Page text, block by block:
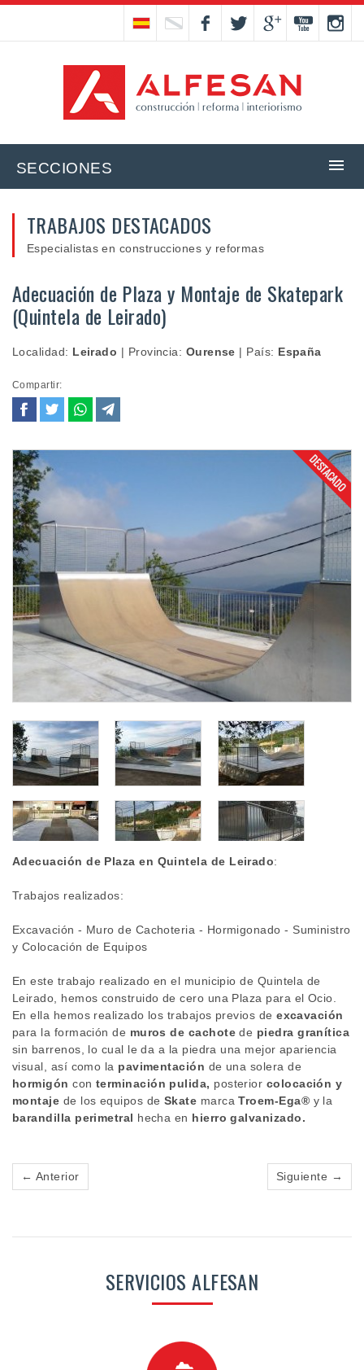
SECCIONES
TRABAJOS DESTACADOS
Especialistas en construcciones y reformas
Adecuación de Plaza y Montaje de Skatepark
(Quintela de Leirado)
Localidad: Leirado | Provincia: Ourense | País: España
Compartir:
Adecuación de Plaza en Quintela de Leirado:
Trabajos realizados:
Excavación - Muro de Cachoteria - Hormigonado - Suministro
y Colocación de Equipos
En este trabajo realizado en el municipio de Quintela de
Leirado, hemos construido de cero una Plaza para el Ocio.
En ella hemos realizado los trabajos previos deexcavación
para la formación de muros de cachote de piedra granítica
sin barrenos, lo cual le da a la piedra una mejor apariencia
visual, así como la pavimentación de una solera de
hormigón con terminación pulida, posterior colocación y
montaje de los equipos de Skate marcaTroem-Ega® y la
barandilla perimetral hecha en hierro galvanizado.
← Anterior Siguiente →
SERVICIOS ALFESAN